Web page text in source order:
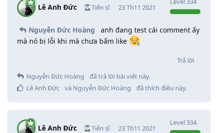
Lê Anh Đức Tiến sĩ 23 Th11 2021
Nguyễn Đức Hoàng
anh đang test cái comment ấy
mà nó bị lỗi khi mà chưa bấm like
Trả lời
Nguyễn Đức Hoàng
đã trả lời bài viết này.
Lê Anh Đức
và Nguyễn Đức Hoàng đã thích điều này.
Lê Anh Đức Tiến sĩ
Level334
23 Th11 2021